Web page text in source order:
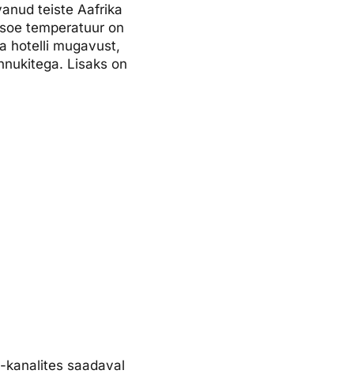
teiste Aafrika
temperatuur on
hotelli mugavust,
Lisaks on
kanalites saadaval